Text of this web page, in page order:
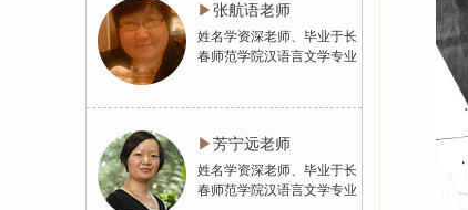
▶张航语老师
姓名学资深老师、毕业于长
春师范学院汉语言文学专业
▶芳宁远老师
姓名学资深老师、毕业于长
春师范学院汉语言文学专业